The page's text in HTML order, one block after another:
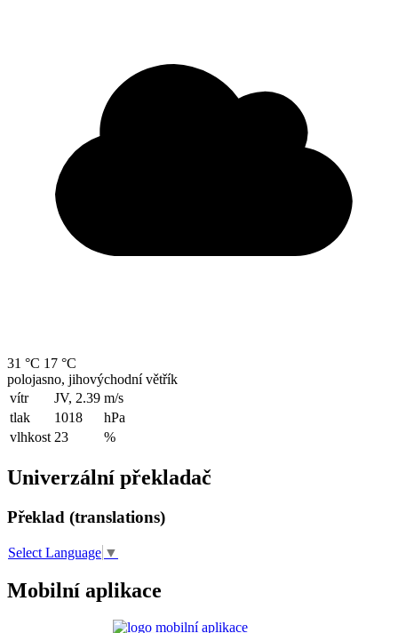
31 °C 17 °C
polojasno, jihovýchodní větřík
vítr
JV, 2.39 m/s
tlak
1018
hPa
vlhkost 23 %
Univerzální překladač
Překlad (translations)
Select Language ▼
Mobilní aplikace